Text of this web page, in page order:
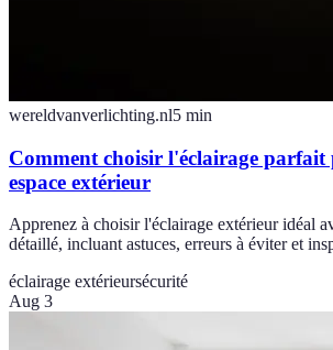
wereldvanverlichting.nl5 min
Comment choisir l'éclairage
espace extérieur
Apprenez à choisir l'éclairage extérieur idéal
détaillé, incluant astuces, erreurs à éviter et
éclairage extérieursécurité
Aug 3